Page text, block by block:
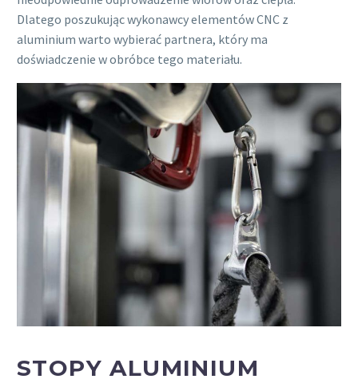
Dlatego poszukując wykonawcy elementów CNC z
aluminium warto wybierać partnera, który ma
doświadczenie w obróbce tego materiału.
STOPY ALUMINIUM